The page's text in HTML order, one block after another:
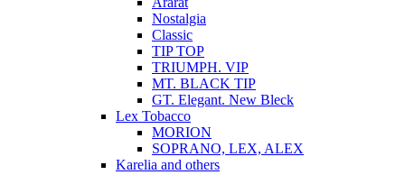
Nostalgia
Classic
TIP TOP
TRIUMPH. VIP
MT. BLACK TIP
GT. Elegant. New Bleck
Lex Tobacco
MORION
SOPRANO, LEX, ALEX
Karelia and others